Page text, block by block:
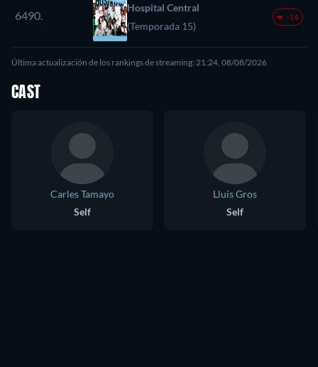
6490.
Hospital Central
(Temporada 15)
-14
Última actualización de los rankings de streaming: 21:24, 08/08/2026
CAST
Carles Tamayo
Self
Lluís Gros
Self